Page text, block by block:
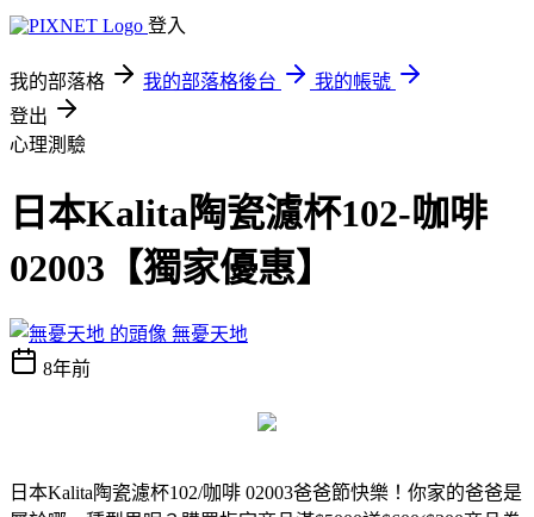
登入
我的部落格 我的部落格後台
我的帳號
登出
心理測驗
日本Kalita陶瓷濾杯102-咖啡
02003【獨家優惠】
無憂天地
8年前
日本Kalita陶瓷濾杯102/咖啡 02003爸爸節快樂！你家的爸爸是